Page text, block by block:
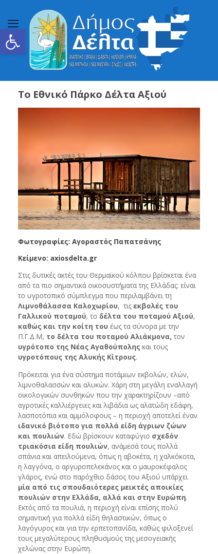
Ανοίξτε τη γραμμή εργαλείων
Το Εθνικό Πάρκο Δέλτα Αξιού
Φωτογραφίες: Αγοραστός Παπατσάνης
Κείμενο: axiosdelta.gr
Στις δυτικές ακτές του Θερμαϊκού κόλπου βρίσκεται ένα
από τα πιο σημαντικά οικοσυστήματα της Ελλάδας: είναι
το υγροτοπικό σύμπλεγμα που περιλαμβάνει τη
Λιμνοθάλασσα Καλοχωρίου, τις εκβολές του
Γαλλικού ποταμού, το δέλτα του ποταμού Αξιού,
καθώς και την κοίτη του έως τα σύνορα με την
Π.Γ.Δ.Μ, το δέλτα του ποταμού Αλιάκμονα, τον
υγρότοπο της Νέας Αγαθούποληςκαι τους
υγροτόπους της Αλυκής Κίτρους.
Πρόκειται για ένα σύστημα ποτάμιων εκβολών, ελών,
λιμνοθαλασσών και αλυκών. Χάρη στη μεγάλη εναλλαγή
οικολογικών συνθηκών που την χαρακτηρίζουν –από
αγροτικές καλλιέργειες και λιβάδια ως αλατώδη εδάφη,
λασποτόπια και αμμόλοφους – η περιοχή αποτελεί έναν
ιδανικό βιότοπο για πολλά είδη άγριων ζώων
και πουλιών. Εδώ βρίσκουν καταφύγιο σχεδόν
τριακόσια είδη πουλιών, ανάμεσά τους πολλά
σπάνια και απειλούμενα, όπως η αβοκέτα, η χαλκόκοτα,
η λαγγόνα, ο αργυροπελεκάνος και ο μαυροκέφαλος
γλάρος, ενώ στο παρόχθιο δάσος του Αξιού υπάρχει
μία από τις σπουδαιότερες μεικτές αποικίες
πουλιών στην Ελλάδα, αλλά και στην Ευρώπη.
Εκτός από τα πουλιά, η περιοχή είναι επίσης πολύ
σημαντική για πολλά είδη θηλαστικών, όπως ο
λαγόγυρος και για την ερπετοπανίδα, καθώς φιλοξενεί
τους μεγαλύτερους πληθυσμούς της μεσογειακής
χελώνας στην Ευρώπη.